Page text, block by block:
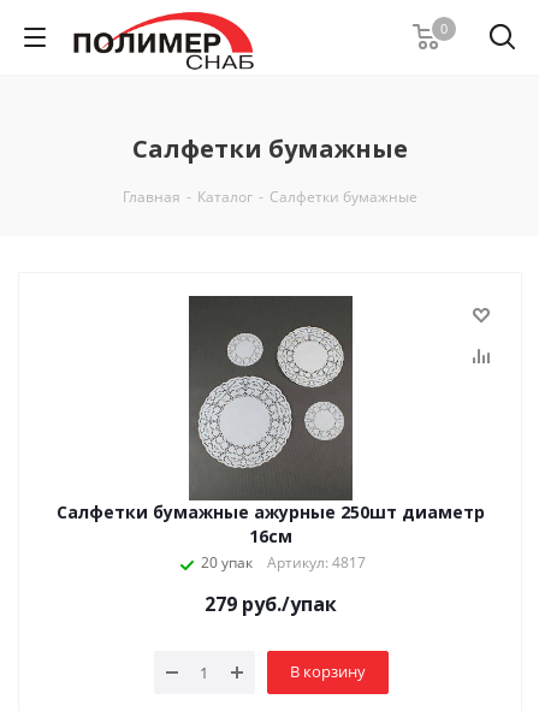
0
Салфетки бумажные
Главная - Каталог - Салфетки бумажные
Салфетки бумажные ажурные 250шт диаметр
16см
20 упак Артикул: 4817
279 руб./упак
В корзину